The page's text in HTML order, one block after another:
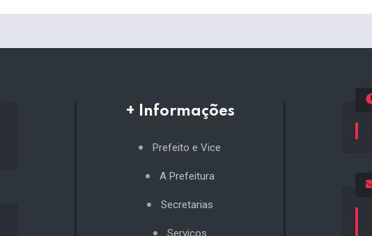
+ Informações
Prefeito e Vice
A Prefeitura
Secretarias
Serviços